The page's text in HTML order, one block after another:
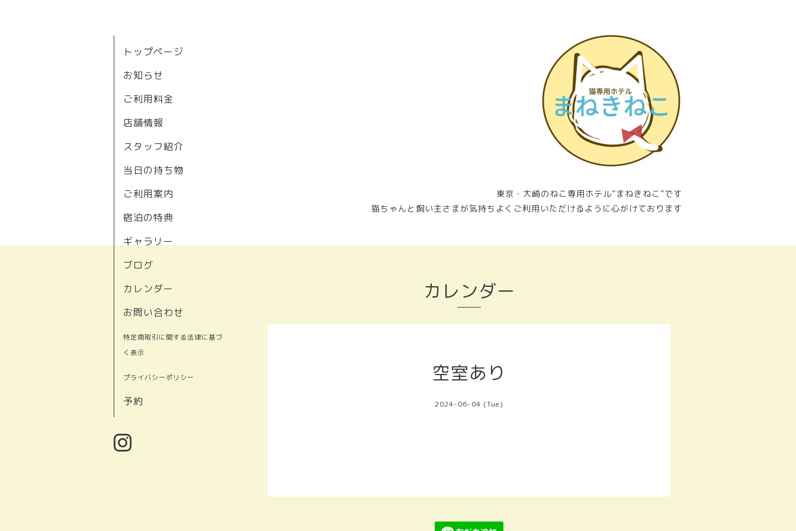
東京・大崎のねこ専用ホテル”まねきねこ”です
猫ちゃんと飼い主さまが気持ちよくご利用いただけるように心がけております
トップページ
お知らせ
ご利用料金
店舗情報
スタッフ紹介
当日の持ち物
ご利用案内
宿泊の特典
ギャラリー
ブログ
カレンダー
お問い合わせ
特定商取引に関する法律に基づ
く表示
プライバシーポリシー
予約
カレンダー
空室あり
2024-06-04 (Tue)